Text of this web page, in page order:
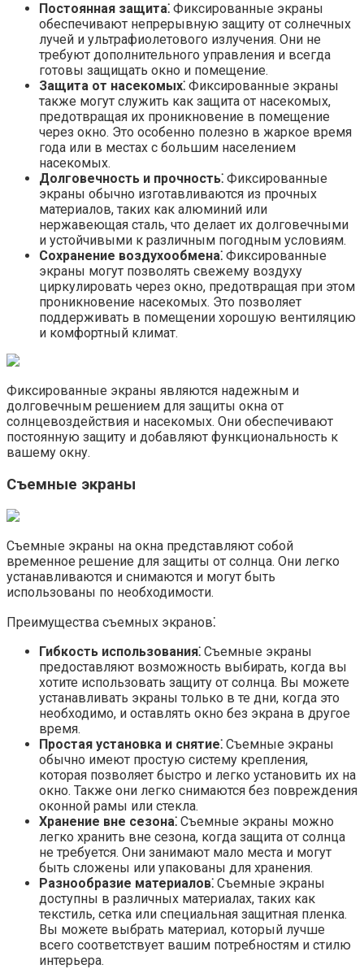
Постоянная защита⁚ Фиксированные экраны
обеспечивают непрерывную защиту от солнечных
лучей и ультрафиолетового излучения.​ Они не
требуют дополнительного управления и всегда
готовы защищать окно и помещение.​
Защита от насекомых⁚ Фиксированные экраны
также могут служить как защита от насекомых,
предотвращая их проникновение в помещение
через окно.​ Это особенно полезно в жаркое время
года или в местах с большим населением
насекомых.​
Долговечность и прочность⁚ Фиксированные
экраны обычно изготавливаются из прочных
материалов, таких как алюминий или
нержавеющая сталь, что делает их долговечными
и устойчивыми к различным погодным условиям.​
Сохранение воздухообмена⁚ Фиксированные
экраны могут позволять свежему воздуху
циркулировать через окно, предотвращая при этом
проникновение насекомых. Это позволяет
поддерживать в помещении хорошую вентиляцию
и комфортный климат.
Фиксированные экраны являются надежным и
долговечным решением для защиты окна от
солнцевоздействия и насекомых.​ Они обеспечивают
постоянную защиту и добавляют функциональность к
вашему окну.​
Съемные экраны
Съемные экраны на окна представляют собой
временное решение для защиты от солнца.​ Они легко
устанавливаются и снимаются и могут быть
использованы по необходимости.​
Преимущества съемных экранов⁚
Гибкость использования⁚ Съемные экраны
предоставляют возможность выбирать, когда вы
хотите использовать защиту от солнца.​ Вы можете
устанавливать экраны только в те дни, когда это
необходимо, и оставлять окно без экрана в другое
время.​
Простая установка и снятие⁚ Съемные экраны
обычно имеют простую систему крепления,
которая позволяет быстро и легко установить их на
окно.​ Также они легко снимаются без повреждения
оконной рамы или стекла.​
Хранение вне сезона⁚ Съемные экраны можно
легко хранить вне сезона, когда защита от солнца
не требуется. Они занимают мало места и могут
быть сложены или упакованы для хранения.​
Разнообразие материалов⁚ Съемные экраны
доступны в различных материалах, таких как
текстиль, сетка или специальная защитная пленка.​
Вы можете выбрать материал, который лучше
всего соответствует вашим потребностям и стилю
интерьера.​